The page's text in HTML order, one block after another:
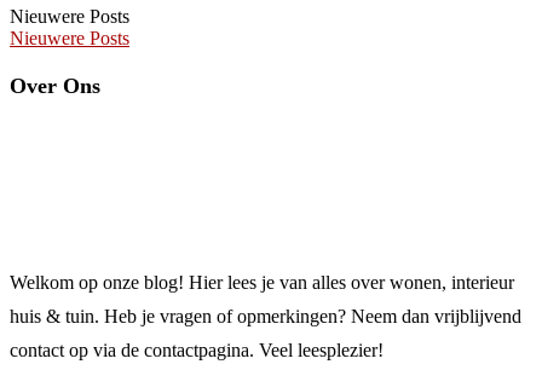
Nieuwere Posts
Nieuwere Posts
Over Ons
Welkom op onze blog! Hier lees je van alles over wonen, interieur
huis & tuin. Heb je vragen of opmerkingen? Neem dan vrijblijvend
contact op via de contactpagina. Veel leesplezier!